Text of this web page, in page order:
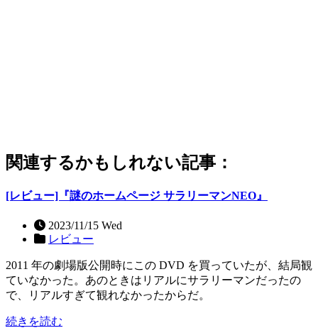
関連するかもしれない記事：
[レビュー]『謎のホームページ サラリーマンNEO』
2023/11/15 Wed
レビュー
2011 年の劇場版公開時にこの DVD を買っていたが、結局観
ていなかった。あのときはリアルにサラリーマンだったの
で、リアルすぎて観れなかったからだ。
続きを読む